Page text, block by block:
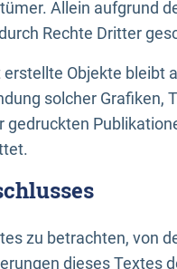
Allein aufgrund
Rechte Dritter
Objekte bleibt
solcher Grafiken,
gedruckten
zu betrachten, von
dieses Textes